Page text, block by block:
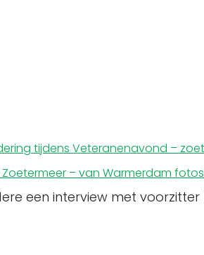
tijdens Veteranenavond –
– van Warmerdam
een interview met